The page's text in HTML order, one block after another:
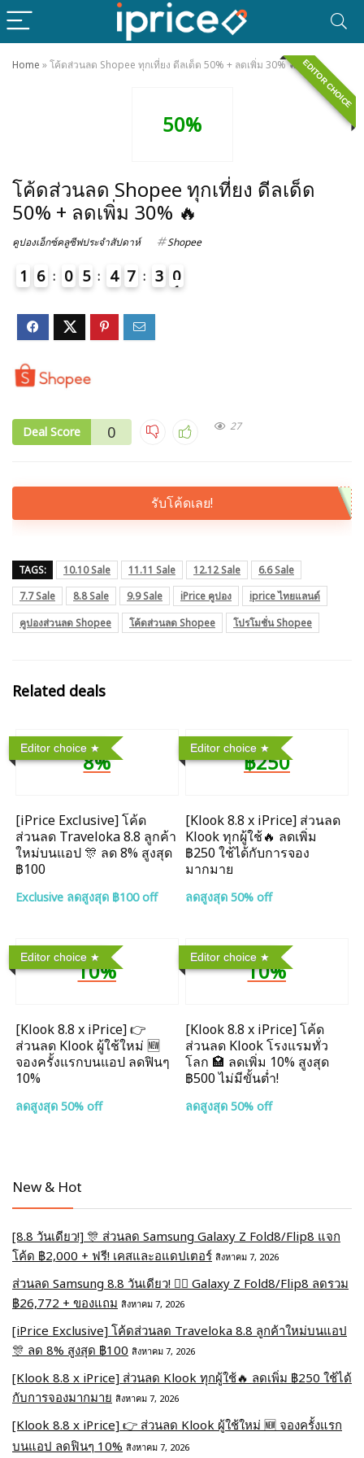
Home »โค้ดส่วนลด Shopee ทุกเที่ยง ดีลเด็ด 50% + ลดเพิ่ม 30% 🔥 EDITOR CHOICE
50%
โค้ดส่วนลด Shopee ทุกเที่ยง ดีลเด็ด
50% + ลดเพิ่ม 30% 🔥
คูปองเอ็กซ์คลูซีฟประจำสัปดาห์ Shopee
1 6 0 5 4 7 3 0
Deal Score 0 27
รับโค้ดเลย!
TAGS: 10.10 Sale 11.11 Sale 12.12 Sale
6.6 Sale
7.7 Sale
8.8 Sale 9.9 Sale iPrice คูปอง
iprice ไทยแลนด์
คูปองส่วนลด Shopee
โค้ดส่วนลด Shopee โปรโมชั่น Shopee
Related deals
Editor choice
8%
[iPrice Exclusive] โค้ด
ส่วนลด Traveloka 8.8 ลูกค้า
ใหม่บนแอป 🎊 ลด 8% สูงสุด​
฿100
Exclusive ลดสูงสุด ฿100 off
Editor choice
฿250
[Klook 8.8 x iPrice] ส่วนลด
Klook ทุกผู้ใช้🔥 ลดเพิ่ม
฿250 ใช้ได้กับการจอง
มากมาย
ลดสูงสุด 50% off
Editor choice
10%
[Klook 8.8 x iPrice] 👉
ส่วนลด Klook ผู้ใช้ใหม่ 🆕
จองครั้งแรกบนแอป ลดฟินๆ
10%
ลดสูงสุด 50% off
Editor choice
10%
[Klook 8.8 x iPrice] โค้ด
ส่วนลด Klook โรงแรมทั่ว
โลก 🏩 ลดเพิ่ม 10% สูงสุด
฿500 ไม่มีขั้นต่ำ!
ลดสูงสุด 50% off
New & Hot
[8.8 วันเดียว!] 🎊 ส่วนลด Samsung Galaxy Z Fold8/Flip8 แจก
โค้ด ฿2,000 + ฟรี! เคสและอแดปเตอร์ สิงหาคม 7, 2026
ส่วนลด Samsung 8.8 วันเดียว! ❤️‍🔥 Galaxy Z Fold8/Flip8 ลดรวม
฿26,772 + ของแถม สิงหาคม 7, 2026
[iPrice Exclusive] โค้ดส่วนลด Traveloka 8.8 ลูกค้าใหม่บนแอป
🎊 ลด 8% สูงสุด​ ฿100 สิงหาคม 7, 2026
[Klook 8.8 x iPrice] ส่วนลด Klook ทุกผู้ใช้🔥 ลดเพิ่ม ฿250 ใช้ได้
กับการจองมากมาย สิงหาคม 7, 2026
[Klook 8.8 x iPrice] 👉 ส่วนลด Klook ผู้ใช้ใหม่ 🆕 จองครั้งแรก
บนแอป ลดฟินๆ 10% สิงหาคม 7, 2026